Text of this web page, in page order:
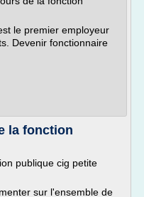
le premier employeur
Devenir fonctionnaire
la fonction
publique cig petite
sur l'ensemble de